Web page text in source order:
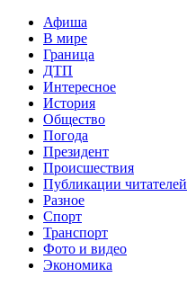
Афиша
В мире
Граница
ДТП
Интересное
История
Общество
Погода
Президент
Происшествия
Публикации читателей
Разное
Спорт
Транспорт
Фото и видео
Экономика